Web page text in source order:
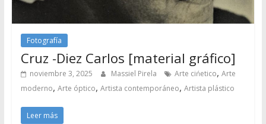
Fotografía
Cruz -Diez Carlos [material gráfico]
noviembre 3, 2025 Massiel Pirela Arte cińetico, Arte
moderno, Arte óptico, Artista contemporáneo, Artista plástico
Leer más